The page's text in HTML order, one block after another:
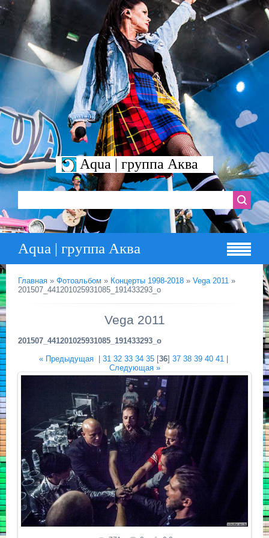
Aqua | группа Аква
Aqua | группа Аква
Главная » Фотоальбом » Концерты 1998-2018 » Vega 2011 »
201507_441201025931085_191433293_o
Vega 2011
201507_441201025931085_191433293_o
« Предыдущая| 31 32 33 34 35[36] 37 38 39 40 41|
Следующая »